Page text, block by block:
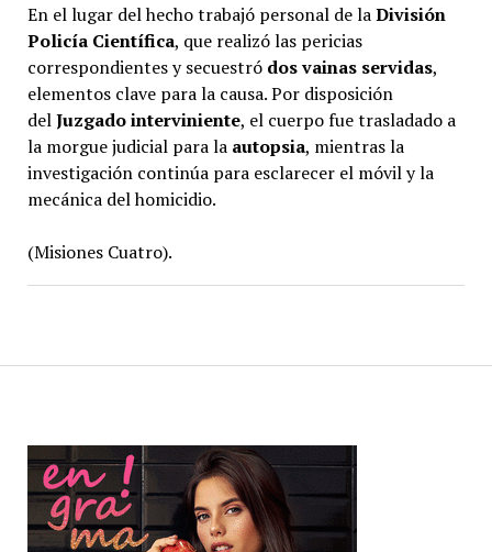
En el lugar del hecho trabajó personal de laDivisión
Policía Científica, que realizó las pericias
correspondientes y secuestró dos vainas servidas,
elementos clave para la causa. Por disposición
delJuzgado interviniente, el cuerpo fue trasladado a
la morgue judicial para la autopsia, mientras la
investigación continúa para esclarecer el móvil y la
mecánica del homicidio.
(Misiones Cuatro).